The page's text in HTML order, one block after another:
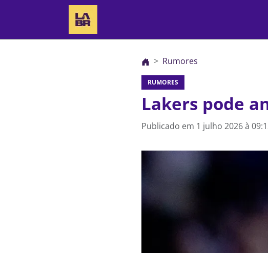
Rumores
RUMORES
Lakers pode
Publicado em 1 julho 2026 à